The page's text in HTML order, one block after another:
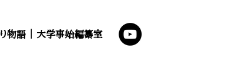
物語 大学事始編纂室